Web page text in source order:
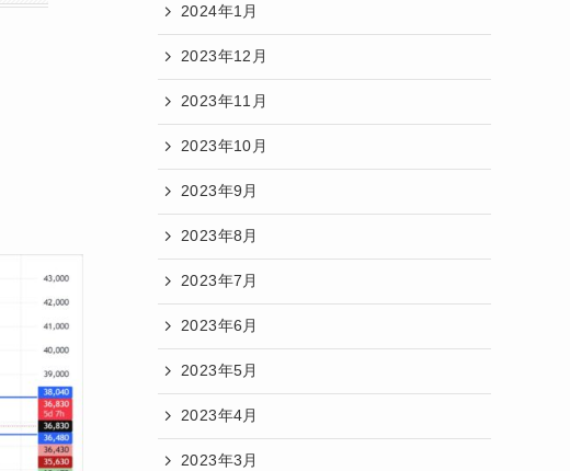
2024年1月
2023年12月
2023年11月
2023年10月
2023年9月
2023年8月
2023年7月
2023年6月
2023年5月
2023年4月
2023年3月